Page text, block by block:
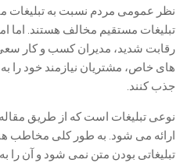
نظر عمومی مردم نسبت به تبلیغات
تبلیغات مستقیم مخالف هستند. اما
رقابت شدید، مدیران کسب و کار
های خاص، مشتریان نیازمند خود را
جذب کنند.
نوعی تبلیغات است که از طریق
ارائه می شود. به طور کلی مخاطب
تبلیغاتی بودن متن نمی شود و آن را